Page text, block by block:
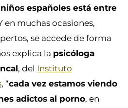
españoles está entre
en muchas ocasiones,
se accede de forma
explica la psicóloga
, del Instituto
, “cada vez estamos viendo
adictos al porno, en